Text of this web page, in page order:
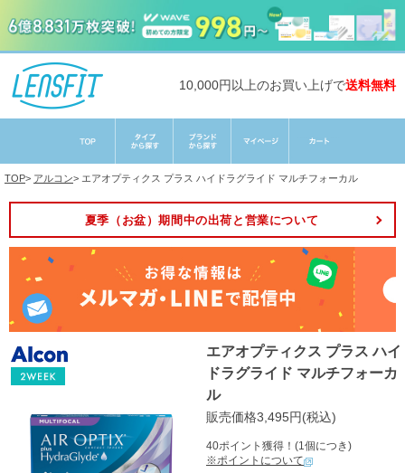
10,000円以上のお買い上げで送料無料
TOP> アルコン> エアオプティクス プラス ハイドラグライド マルチフォーカル
夏季（お盆）期間中の出荷と営業について
エアオプティクス プラス ハイ
ドラグライド マルチフォーカ
ル
販売価格3,495円(税込)
40ポイント獲得！(1個につき)
※ポイントについて